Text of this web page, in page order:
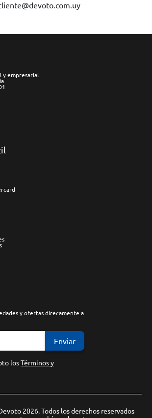
y empresarial
y ofertas direcamente a
Enviar
losTérminos y
2026. Todos los derechos reservados